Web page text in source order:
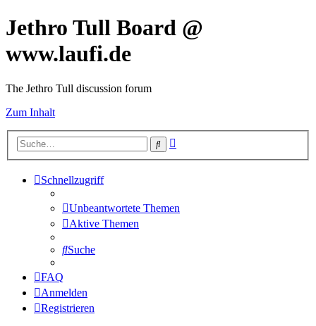
Jethro Tull Board @
www.laufi.de
The Jethro Tull discussion forum
Zum Inhalt
Suche
Schnellzugriff
Unbeantwortete Themen
Aktive Themen
Suche
FAQ
Anmelden
Registrieren